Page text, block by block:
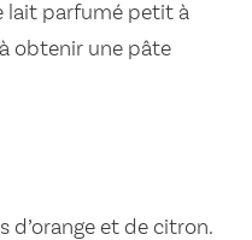
lait parfumé petit à
obtenir une pâte
d’orange et de citron.